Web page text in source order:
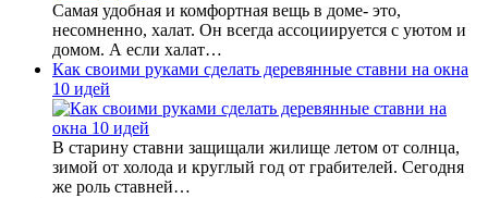
Самая удобная и комфортная вещь в доме- это,
несомненно, халат. Он всегда ассоциируется с уютом и
домом. А если халат…
Как своими руками сделать деревянные ставни на окна
10 идей
В старину ставни защищали жилище летом от солнца,
зимой от холода и круглый год от грабителей. Сегодня
же роль ставней…